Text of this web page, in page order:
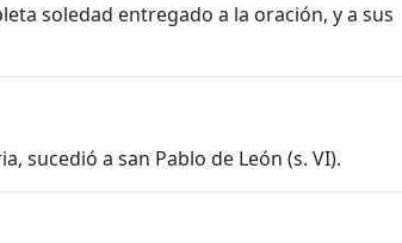
soledad entregado a la oración, y a sus
sucedió a san Pablo de León (s. VI).